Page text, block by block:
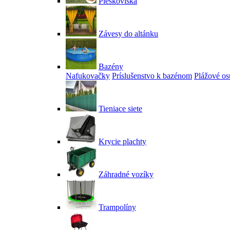
Závesy do altánku
Bazény
Nafukovačky Príslušenstvo k bazénom Plážové
Tieniace siete
Krycie plachty
Záhradné vozíky
Trampolíny